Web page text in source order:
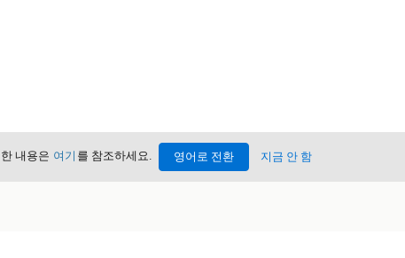
내용은 여기 를 참조하세요. 영어로 전환 지금 안 함